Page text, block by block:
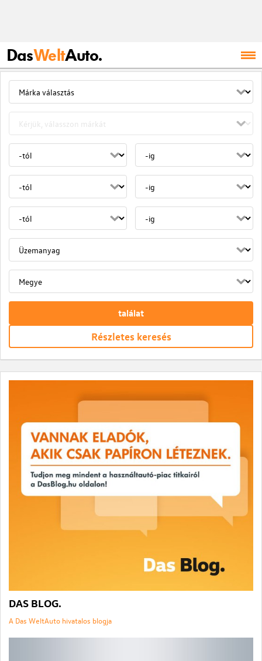
DasWeltAuto.
Részletes keresés
találat
DAS BLOG.
A Das WeltAuto hivatalos blogja